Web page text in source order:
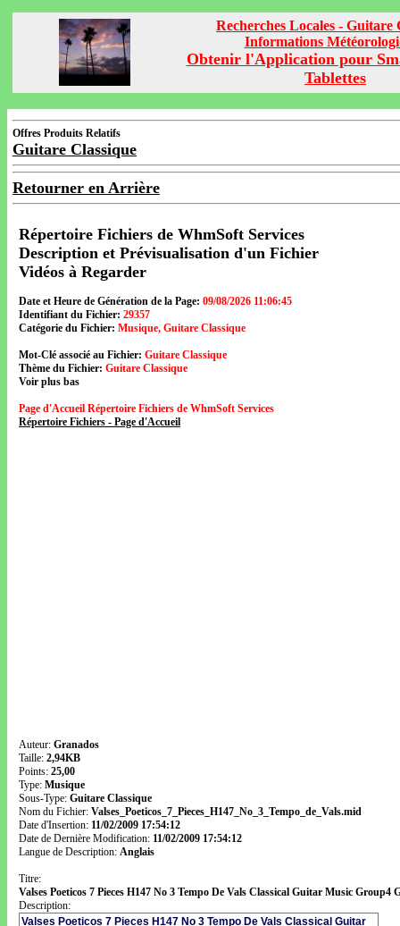
Recherches Locales - Guitare
Informations
Obtenir l'Application pour
Tablettes
Offres Produits Relatifs
Guitare Classique
Retourner en Arrière
Répertoire Fichiers de WhmSoft Services
Description et Prévisualisation d'un Fichier
Vidéos à Regarder
Date et Heure de Génération de la Page: 09/08/2026 11:06:45
Identifiant du Fichier: 29357
Catégorie du Fichier: Musique, Guitare Classique
Mot-Clé associé au Fichier: Guitare Classique
Thème du Fichier: Guitare Classique
Voir plus bas
Page d'Accueil Répertoire Fichiers de WhmSoft Services
Répertoire Fichiers - Page d'Accueil
Auteur: Granados
Taille: 2,94KB
Points: 25,00
Type: Musique
Sous-Type: Guitare Classique
Nom du Fichier: Valses_Poeticos_7_Pieces_H147_No_3_Tempo_de_Vals.mid
Date d'Insertion: 11/02/2009 17:54:12
Date de Dernière Modification: 11/02/2009 17:54:12
Langue de Description: Anglais
Titre:
Valses Poeticos 7 Pieces H147 No 3 Tempo De Vals Classical Guitar Music Group4
Description: